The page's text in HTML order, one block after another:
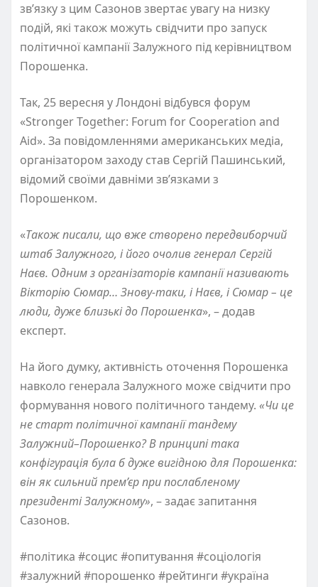
зв’язку з цим Сазонов звертає увагу на низку
подій, які також можуть свідчити про запуск
політичної кампанії Залужного під керівництвом
Порошенка.
Так, 25 вересня у Лондоні відбувся форум
«Stronger Together: Forum for Cooperation and
Aid». За повідомленнями американських медіа,
організатором заходу став Сергій Пашинський,
відомий своїми давніми зв’язками з
Порошенком.
«Також писали, що вже створено передвиборчий
штаб Залужного, і його очолив генерал Сергій
Наєв. Одним з організаторів кампанії називають
Вікторію Сюмар… Знову-таки, і Наєв, і Сюмар – це
люди, дуже близькі до Порошенка», – додав
експерт.
На його думку, активність оточення Порошенка
навколо генерала Залужного може свідчити про
формування нового політичного тандему. «Чи це
не старт політичної кампанії тандему
Залужний–Порошенко? В принципі така
конфігурація була б дуже вигідною для Порошенка:
він як сильний прем’єр при послабленому
президенті Залужному», – задає запитання
Сазонов.
#політика #социс #опитування #соціологія
#залужний #порошенко #рейтинги #україна